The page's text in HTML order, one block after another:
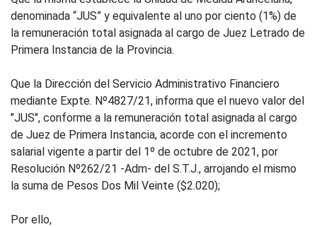
denominada “JUS” y equivalente al uno por ciento (1%) de
la remuneración total asignada al cargo de Juez Letrado de
Primera Instancia de la Provincia.
Que la Dirección del Servicio Administrativo Financiero
mediante Expte. Nº4827/21, informa que el nuevo valor del
"JUS", conforme a la remuneración total asignada al cargo
de Juez de Primera Instancia, acorde con el incremento
salarial vigente a partir del 1º de octubre de 2021, por
Resolución Nº262/21 -Adm- del S.T.J., arrojando el mismo
la suma de Pesos Dos Mil Veinte ($2.020);
Por ello,